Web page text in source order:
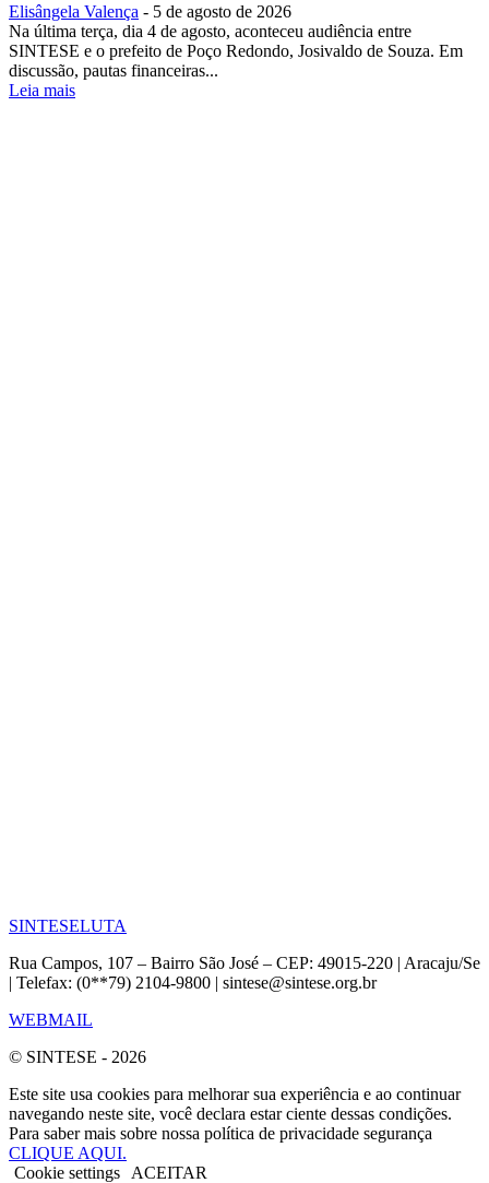
Elisângela Valença - 5 de agosto de 2026
Na última terça, dia 4 de agosto, aconteceu audiência entre
SINTESE e o prefeito de Poço Redondo, Josivaldo de Souza. Em
discussão, pautas financeiras...
Leia mais
SINTESELUTA
Rua Campos, 107 – Bairro São José – CEP: 49015-220 | Aracaju/Se
| Telefax: (0**79) 2104-9800 | sintese@sintese.org.br
WEBMAIL
© SINTESE - 2026
Este site usa cookies para melhorar sua experiência e ao continuar
navegando neste site, você declara estar ciente dessas condições.
Para saber mais sobre nossa política de privacidade segurança
CLIQUE AQUI.
Cookie settings
ACEITAR